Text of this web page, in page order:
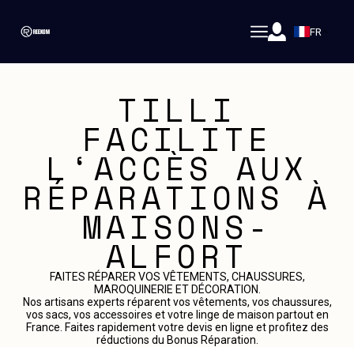
FR
TILLI
FACILITE
L‘ACCÈS AUX
RÉPARATIONS À
MAISONS-
ALFORT
FAITES RÉPARER VOS VÊTEMENTS, CHAUSSURES,
MAROQUINERIE ET DÉCORATION.
Nos artisans experts réparent vos vêtements, vos chaussures,
vos sacs, vos accessoires et votre linge de maison partout en
France. Faites rapidement votre devis en ligne et profitez des
réductions du Bonus Réparation.